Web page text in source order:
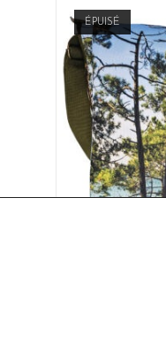
ÉPUISÉ